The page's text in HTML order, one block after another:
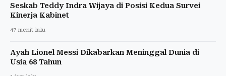
Seskab Teddy Indra Wijaya di Posisi Kedua Survei
Kinerja Kabinet
47 menit lalu
Ayah Lionel Messi Dikabarkan Meninggal Dunia di
Usia 68 Tahun